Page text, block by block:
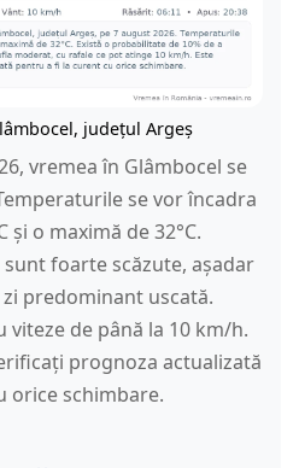
județul Argeș
vremea în Glâmbocel se
se vor încadra
și o maximă de 32°C.
foarte scăzute, așadar
predominant uscată.
viteze de până la 10 km/h.
prognoza actualizată
orice schimbare.